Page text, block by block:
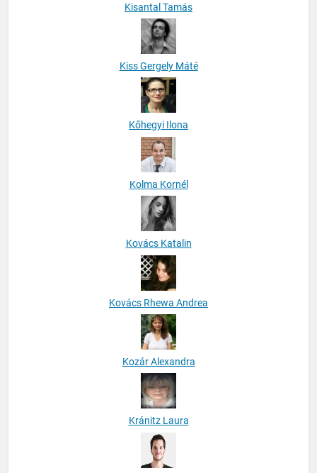
Kisantal Tamás
Kiss Gergely Máté
Kőhegyi Ilona
Kolma Kornél
Kovács Katalin
Kovács Rhewa Andrea
Kozár Alexandra
Kránitz Laura